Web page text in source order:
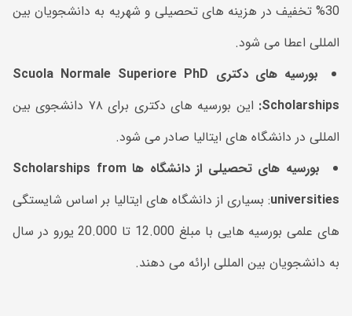
30% تخفیف در هزینه های تحصیلی و شهریه به دانشجویان بین
المللی اعطا می شود.
بورسیه های دکتری Scuola Normale Superiore PhD
Scholarships
:
این بورسیه های دکتری برای ۷۸ دانشجوی بین
المللی در دانشگاه های ایتالیا صادر می شود.
بورسیه های تحصیلی از دانشگاه ها Scholarships from
universities: بسیاری از دانشگاه های ایتالیا بر اساس شایستگی
های علمی بورسیه هایی با مبلغ 12.000 تا 20.000 یورو در سال
به دانشجویان بین المللی ارائه می دهند.